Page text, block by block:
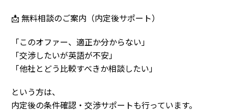
📩 無料相談のご案内（内定後サポート）
「このオファー、適正か分からない」
「交渉したいが英語が不安」
「他社とどう比較すべきか相談したい」
という方は、
内定後の条件確認・交渉サポートも行っています。